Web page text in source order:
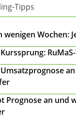
Tipps
wenigen Wochen:
Prognose an und